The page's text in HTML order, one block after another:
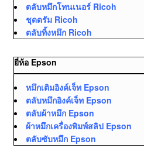
ตลับหมึกโทนเนอร์ Ricoh
ชุดดรัม Ricoh
ตลับทิ้งหมึก Ricoh
ยี่ห้อ Epson
หมึกเติมอิงค์เจ็ท Epson
ตลับหมึกอิงค์เจ็ท Epson
ตลับผ้าหมึก Epson
ผ้าหมึกเครื่องพิมพ์สลิป Epson
ตลับซับหมึก Epson